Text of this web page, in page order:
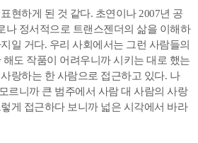
현하게 된 것 같다. 초연이나 2007년 공
나 정서적으로 트랜스젠더의 삶을 이해하
일 거다. 우리 사회에서는 그런 사람들의
도 작품이 어려우니까 시키는 대로 했는
랑하는 한 사람으로 접근하고 있다. 나
르니까 큰 범주에서 사람 대 사람의 사랑
게 접근하다 보니까 넓은 시각에서 바라